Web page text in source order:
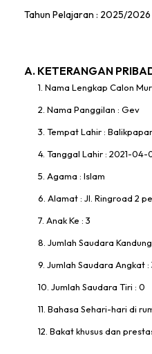
Tahun Pelajaran : 2025/2026
A. KETERANGAN
1. Nama Lengkap Calon
2. Nama Panggilan : Gev
3. Tempat Lahir :
4. Tanggal Lahir : 2021-04-
5. Agama : Islam
6. Alamat : Jl. Ringroad 2
7. Anak Ke : 3
8. Jumlah Saudara Kandung
9. Jumlah Saudara Angkat :
10. Jumlah Saudara Tiri : 0
11. Bahasa Sehari-hari di
12. Bakat khusus dan